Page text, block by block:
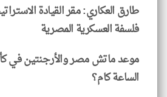
طارق العكاري: مقر القيادة
فلسفة العسكرية المصرية
الساعة كام؟